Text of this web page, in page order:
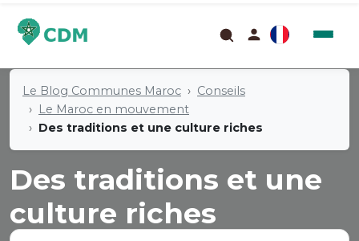
Le Blog Communes Maroc
Conseils
Le Maroc en mouvement
Des traditions et une culture riches
Des traditions et une
culture riches